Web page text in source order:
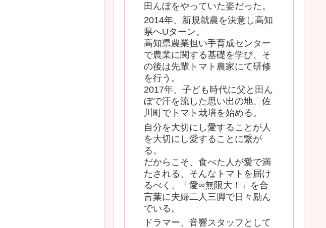
田んぼをやっていた姿だった。
2014年、新規就農を決意し高知
県へUターン。
高知県農業担い手育成センター
で農業に関する基礎を学び、そ
の後は先輩トマト農家にて研修
を行う。
2017年、子ども時代に父と田ん
ぼで汗を流した思い出の地、佐
川町でトマト栽培を始める。
自分を大切にし愛することが人
を大切にし愛することに繋が
る。
だからこそ、食べた人が愛で満
たされる、そんなトマトを届け
るべく、「愛∞無限大！」を合
言葉に夫婦二人三脚で日々励ん
でいる。
ドラマー、音響スタッフとして